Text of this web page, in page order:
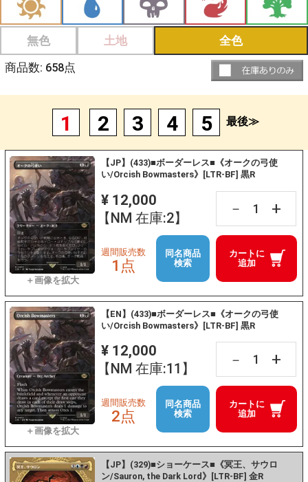
無色 土地 全色
商品数: 658点
1 2 3 4 5 最後≫
【JP】(433)■ボーダーレス■《オークの弓使
い/Orcish Bowmasters》[LTR-BF] 黒R
¥ 12,000
【NM 在庫:2】
－ +
カートに
追加
週間販売数
1点
同名商品
検索
【EN】(433)■ボーダーレス■《オークの弓使
い/Orcish Bowmasters》[LTR-BF] 黒R
¥ 12,000
【NM 在庫:11】
－ +
カートに
追加
週間販売数
2点
同名商品
検索
【JP】(329)■ショーケース■《冥王、サウロ
ン/Sauron, the Dark Lord》[LTR-BF] 金R